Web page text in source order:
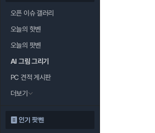
오픈 이슈 갤러리
오늘의 핫벤
오늘의 팟벤
AI 그림 그리기
PC 견적 게시판
더보기
인기 팟벤